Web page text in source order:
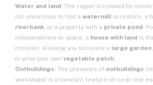
Water and land: The region is crossed by
not uncommon to find a watermill to restore, a
riverbank, or a property with a private pond.
independence or space, a house with land is
criterion, allowing you to create a large garden
or grow your own vegetable patch.
Outbuildings: The presence of outbuildings
workshops) is a constant feature of rural real